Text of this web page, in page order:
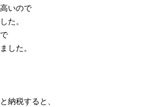
いので
た。
した。
納税すると、